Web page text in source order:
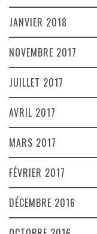
JANVIER 2018
NOVEMBRE 2017
JUILLET 2017
AVRIL 2017
MARS 2017
FÉVRIER 2017
DÉCEMBRE 2016